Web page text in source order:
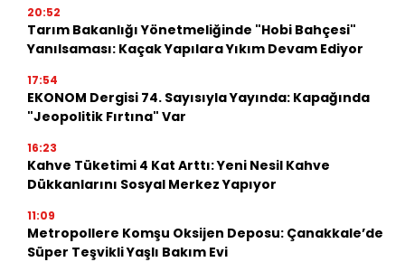
20:52
Tarım Bakanlığı Yönetmeliğinde "Hobi Bahçesi"
Yanılsaması: Kaçak Yapılara Yıkım Devam Ediyor
17:54
EKONOM Dergisi 74. Sayısıyla Yayında: Kapağında
"Jeopolitik Fırtına" Var
16:23
Kahve Tüketimi 4 Kat Arttı: Yeni Nesil Kahve
Dükkanlarını Sosyal Merkez Yapıyor
11:09
Metropollere Komşu Oksijen Deposu: Çanakkale’de
Süper Teşvikli Yaşlı Bakım Evi